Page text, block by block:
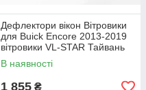
Дефлектори вікон Вітровики
для Buick Encore 2013-2019
вітровики VL-STAR Тайвань
В наявності
1 855 ₴